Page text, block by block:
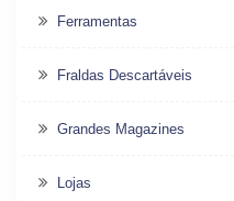
Ferramentas
Fraldas Descartáveis
Grandes Magazines
Lojas